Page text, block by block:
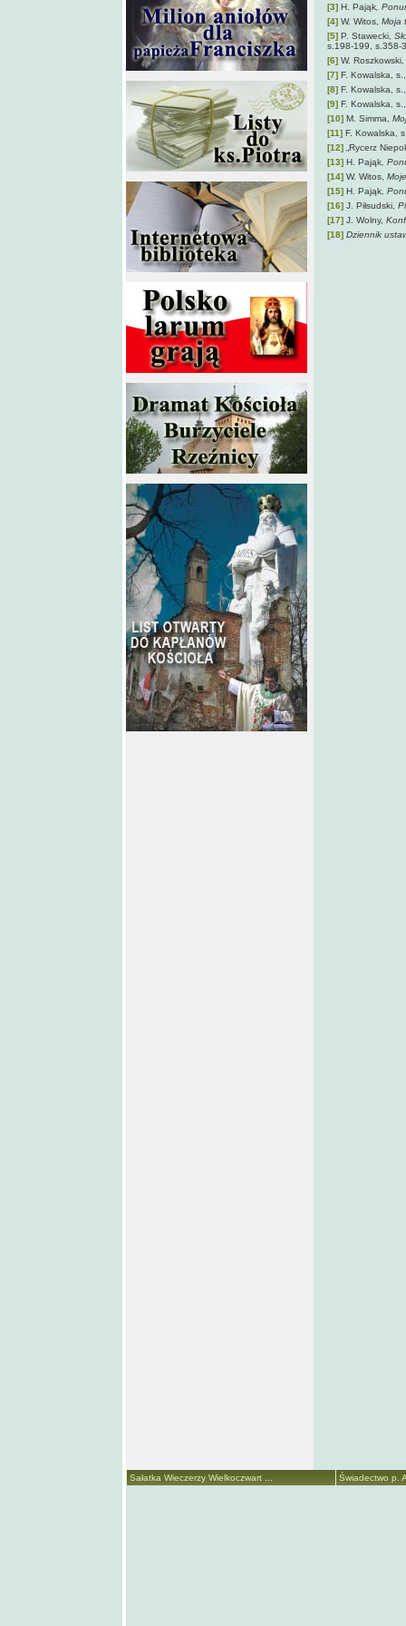
[3] H. Pająk ,
[4] W. Witos, Moja
[5] P. Stawecki,
s.198-199, s.358-
[6] W. Roszkowski,
[7] F. Kowalska,
[8] F. Kowalska,
[9] F. Kowalska,
[10] M. Simma,
[11] F. Kowalska,
[12] „Rycerz
[13] H. Pająk ,
[14] W. Witos,
[15] H. Pająk ,
[16] J. Piłsudski,
[17] J. Wolny,
[18] Dziennik
Sałatka Wieczerzy Wielkoczwart ... Świadectwo p.